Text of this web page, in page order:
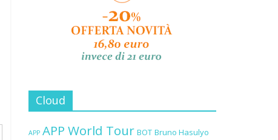
Cloud
APP APP World Tour BOT Bruno Hasulyo